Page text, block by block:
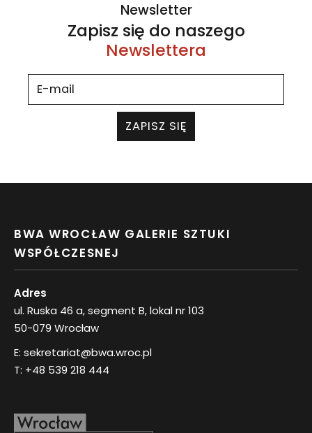
Newsletter
Zapisz się do naszego
Newslettera
ZAPISZ SIĘ
BWA WROCŁAW GALERIE SZTUKI
WSPÓŁCZESNEJ
Adres
ul. Ruska 46 a, segment B, lokal nr 103
50-079 Wrocław
E: sekretariat@bwa.wroc.pl
T: +48 539 218 444